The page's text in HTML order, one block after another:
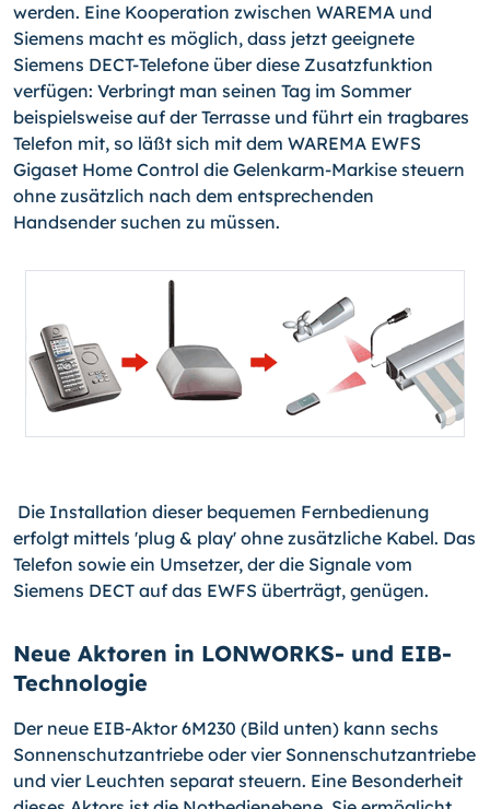
werden. Eine Kooperation zwischen WAREMA und
Siemens macht es möglich, dass jetzt geeignete
Siemens DECT-Telefone über diese Zusatzfunktion
verfügen: Verbringt man seinen Tag im Sommer
beispielsweise auf der Terrasse und führt ein tragbares
Telefon mit, so läßt sich mit dem WAREMA EWFS
Gigaset Home Control die Gelenkarm-Markise steuern
ohne zusätzlich nach dem entsprechenden
Handsender suchen zu müssen.
Die Installation dieser bequemen Fernbedienung
erfolgt mittels 'plug & play' ohne zusätzliche Kabel. Das
Telefon sowie ein Umsetzer, der die Signale vom
Siemens DECT auf das EWFS überträgt, genügen.
Neue Aktoren in LONWORKS- und EIB-
Technologie
Der neue EIB-Aktor 6M230 (Bild unten) kann sechs
Sonnenschutzantriebe oder vier Sonnenschutzantriebe
und vier Leuchten separat steuern. Eine Besonderheit